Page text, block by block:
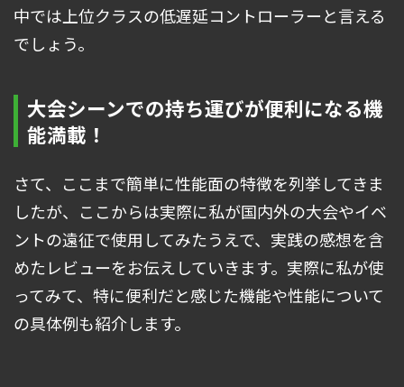
中では上位クラスの低遅延コントローラーと言える
でしょう。
大会シーンでの持ち運びが便利になる機
能満載！
さて、ここまで簡単に性能面の特徴を列挙してきま
したが、ここからは実際に私が国内外の大会やイベ
ントの遠征で使用してみたうえで、実践の感想を含
めたレビューをお伝えしていきます。実際に私が使
ってみて、特に便利だと感じた機能や性能について
の具体例も紹介します。